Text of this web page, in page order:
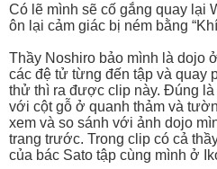
Có lẽ mình sẽ cố gắng quay lại
ôn lại cảm giác bị ném bằng
Thầy Noshiro bảo mình là dojo
các đệ tử từng đến tập và quay
thử thì ra được clip này. Đúng
với cột gỗ ở quanh thảm và
xem và so sánh với ảnh dojo
trang trước. Trong clip có cả
của bác Sato tập cùng mình ở